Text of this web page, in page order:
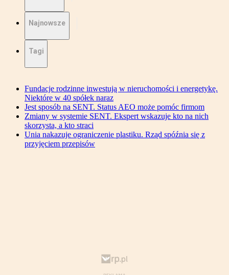
Najnowsze
Tagi
Fundacje rodzinne inwestują w nieruchomości i energetykę.
Niektóre w 40 spółek naraz
Jest sposób na SENT. Status AEO może pomóc firmom
Zmiany w systemie SENT. Ekspert wskazuje kto na nich
skorzysta, a kto straci
Unia nakazuje ograniczenie plastiku. Rząd spóźnia się z
przyjęciem przepisów